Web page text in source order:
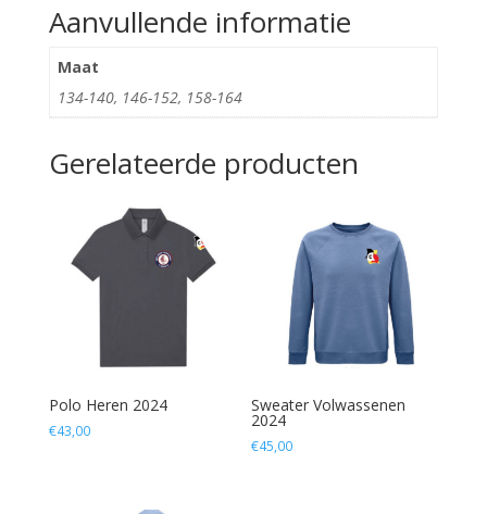
Aanvullende informatie
Maat
134-140, 146-152, 158-164
Gerelateerde producten
Polo Heren 2024
€43,00
Sweater Volwassenen
2024
€45,00